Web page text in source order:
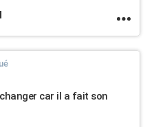
car il a fait son